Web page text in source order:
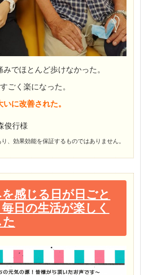
でほとんど歩けなかった。
ごく楽になった。
に改善された。
行様
、効果効能を保証するものではありません。
感じる日が日ごと
日の生活が楽しく